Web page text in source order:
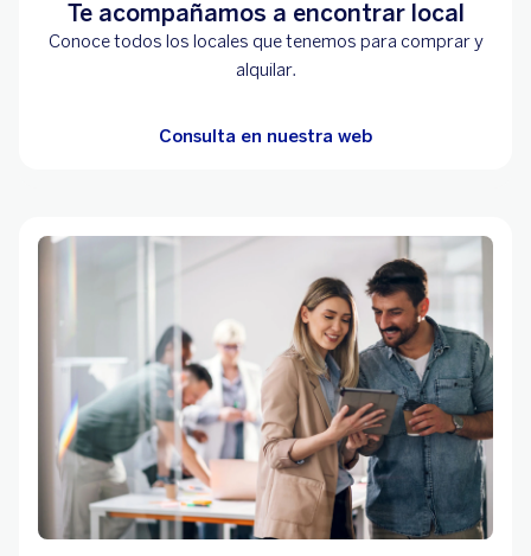
Te acompañamos a encontrar local
Conoce todos los locales que tenemos para comprar y
alquilar.
Consulta en nuestra web